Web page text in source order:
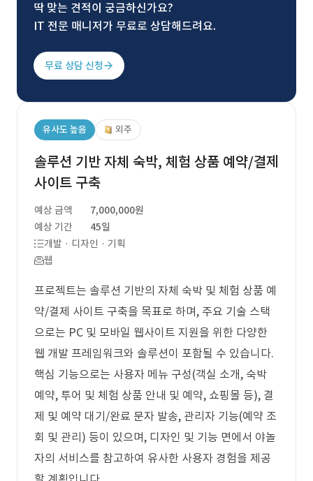
딱 맞는 견적이 궁금하신가요?
IT 전문 매니저가 무료로 상담해드려요.
무료 상담 신청
유사도 높음 외주
솔루션 기반 자체 숙박, 체험 상품 예약/결제
사이트 구축
예상 금액
7,000,000원
예상 기간
45일
개발 · 디자인 · 기획
웹
프로젝트는 솔루션 기반의 자체 숙박 및 체험 상품 예
약/결제 사이트 구축을 목표로 하며, 주요 기술 스택
으로는 PC 및 모바일 웹사이트 지원을 위한 다양한
웹 개발 프레임워크와 솔루션이 포함될 수 있습니다.
핵심 기능으로는 사용자 메뉴 구성(객실 소개, 숙박
예약, 투어 및 체험 상품 안내 및 예약, 쇼핑몰 등), 결
제 및 예약 대기/완료 문자 발송, 관리자 기능(예약 조
회 및 관리) 등이 있으며, 디자인 및 기능 면에서 야놀
자의 서비스를 참고하여 유사한 사용자 경험을 제공